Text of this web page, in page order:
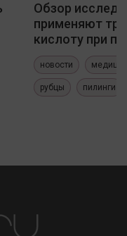
Обзор
применяют
кислоту при
новости
рубцы пилинги